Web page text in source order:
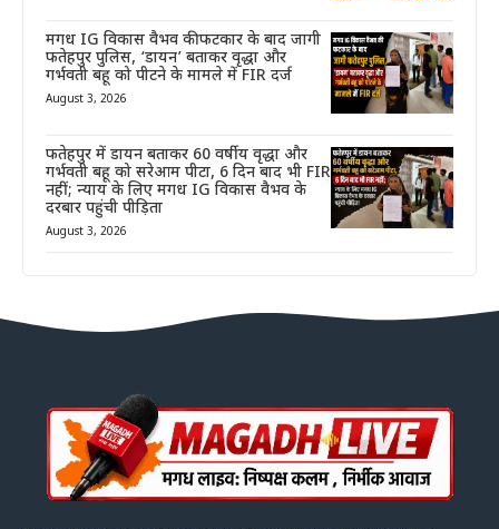
मगध IG विकास वैभव की फटकार के बाद जागी
फतेहपुर पुलिस, ‘डायन’ बताकर वृद्धा और
गर्भवती बहू को पीटने के मामले में FIR दर्ज
August 3, 2026
फतेहपुर में डायन बताकर 60 वर्षीय वृद्धा और
गर्भवती बहू को सरेआम पीटा, 6 दिन बाद भी FIR
नहीं; न्याय के लिए मगध IG विकास वैभव के
दरबार पहुंची पीड़िता
August 3, 2026